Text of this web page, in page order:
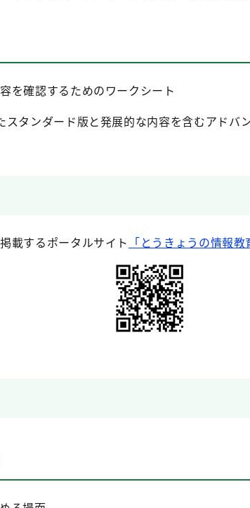
を確認するためのワークシート
タンダード版と発展的な内容を含むアドバ
載するポータルサイト 「とうきょうの情報